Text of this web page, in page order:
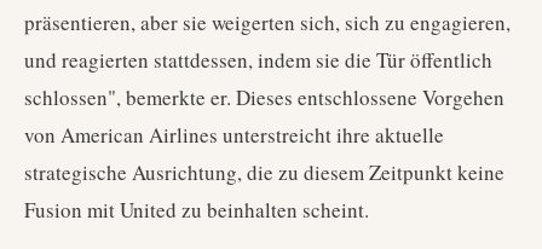
präsentieren, aber sie weigerten sich, sich zu engagieren,
und reagierten stattdessen, indem sie die Tür öffentlich
schlossen", bemerkte er. Dieses entschlossene Vorgehen
von American Airlines unterstreicht ihre aktuelle
strategische Ausrichtung, die zu diesem Zeitpunkt keine
Fusion mit United zu beinhalten scheint.